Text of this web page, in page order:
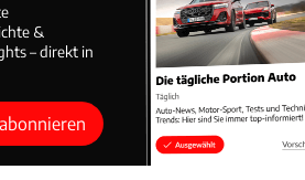
&
– direkt in